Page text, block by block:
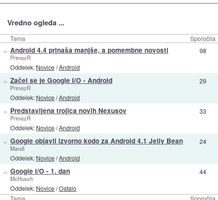
Vredno ogleda ...
Tema Sporočila
» Android 4.4 prinaša manjše, a pomembne novosti
PrimozR
Oddelek: Novice/Android
98
» Začel se je Google I/O - Android
PrimozR
Oddelek: Novice/Android
29
» Predstavljena trojica novih Nexusov
PrimozR
Oddelek: Novice/Android
33
» Google objavil izvorno kodo za Android 4.1 Jelly Bean
Mandi
Oddelek: Novice/Android
24
» Google I/O - 1. dan
McHusch
Oddelek: Novice/Ostalo
44